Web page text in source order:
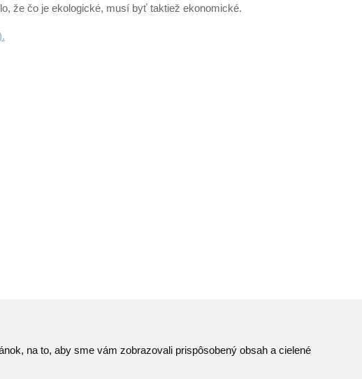
na to, aby sme vám zobrazovali prispôsobený obsah a cielené
že čo je ekologické, musí byť taktiež ekonomické.